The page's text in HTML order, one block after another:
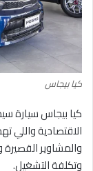
كيا بيجاس
كيا بيجاس سيارة
الاقتصادية واللي
والمشاوير
وتكلفة التشغيل.